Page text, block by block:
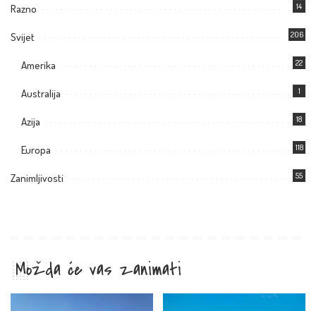
Razno 14
Svijet 206
Amerika 22
Australija 1
Azija 18
Europa 118
Zanimljivosti 55
Možda će vas zanimati